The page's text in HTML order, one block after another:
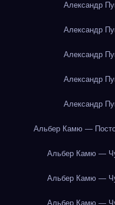
Александр
Александр
Александр
Александр
Александр
Альбер Камю —
Альбер Камю —
Альбер Камю —
Альбер Камю —